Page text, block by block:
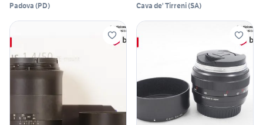
Padova (PD) Cava de' Tirreni(SA)